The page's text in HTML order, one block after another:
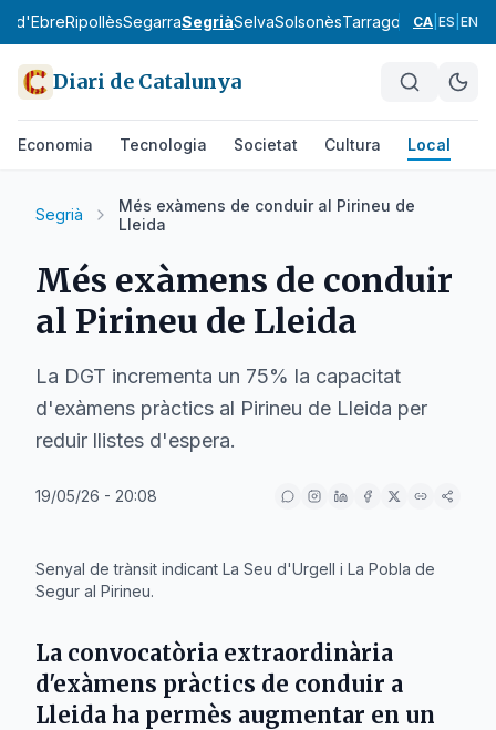
d'EbreRipollèsSegarraSegriàSelvaSolsonèsTarragonèsTerra
CA ES EN
Diari de Catalunya
Economia Tecnologia Societat Cultura Local
Segrià
Més exàmens de conduir al Pirineu de
Lleida
Més exàmens de conduir
al Pirineu de Lleida
La DGT incrementa un 75% la capacitat
d'exàmens pràctics al Pirineu de Lleida per
reduir llistes d'espera.
19/05/26 - 20:08
Senyal de trànsit indicant La Seu d'Urgell i La Pobla de
Segur al Pirineu.
La convocatòria extraordinària
d'exàmens pràctics de conduir a
Lleida ha permès augmentar en un